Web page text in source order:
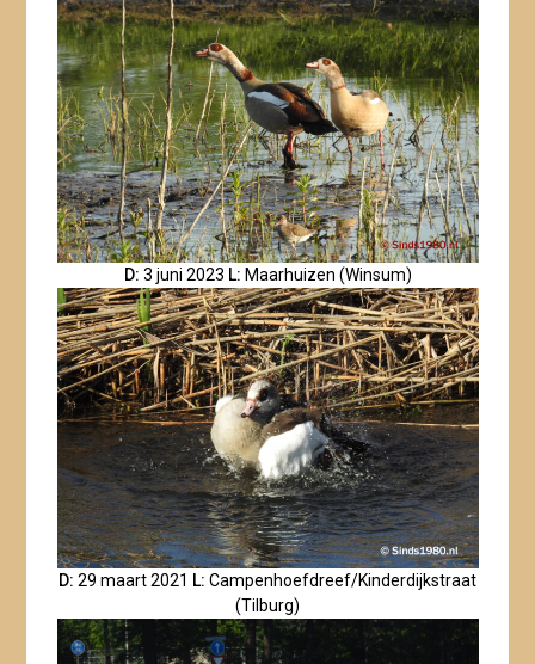
D: 3 juni 2023 L: Maarhuizen (Winsum)
D: 29 maart 2021 L: Campenhoefdreef/Kinderdijkstraat
(Tilburg)